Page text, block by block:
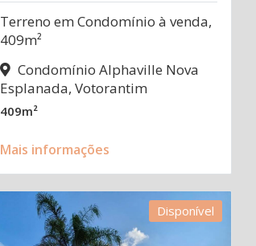
Terreno em Condomínio à venda,
409m²
Condomínio Alphaville Nova
Esplanada, Votorantim
409m²
Mais informações
Disponível